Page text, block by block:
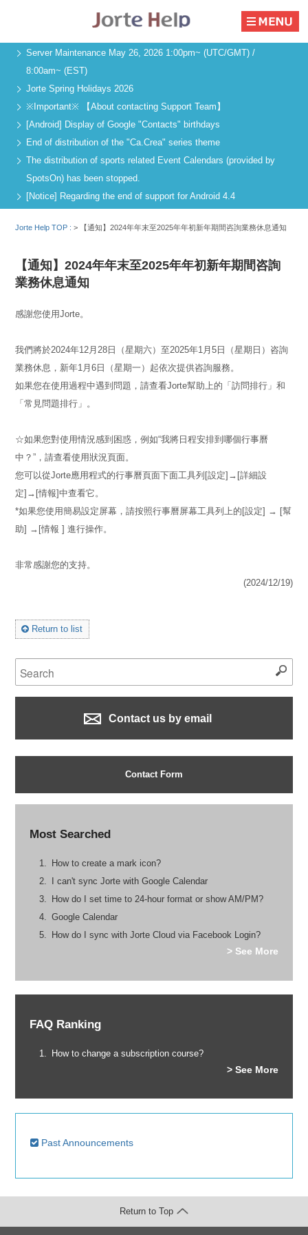
Server Maintenance May 26, 2026 1:00pm~ (UTC/GMT) /
8:00am~ (EST)
Jorte Spring Holidays 2026
※Important※ 【About contacting Support Team】
[Android] Display of Google "Contacts" birthdays
End of distribution of the "Ca.Crea" series theme
The distribution of sports related Event Calendars (provided by
SpotsOn) has been stopped.
[Notice] Regarding the end of support for Android 4.4
Jorte Help TOP :> 【通知】2024年年末至2025年年初新年期間咨詢業務休息通知
【通知】2024年年末至2025年年初新年期間咨詢
業務休息通知
感謝您使用Jorte。
我們將於2024年12月28日（星期六）至2025年1月5日（星期日）咨詢
業務休息，新年1月6日（星期一）起依次提供咨詢服務。
如果您在使用過程中遇到問題，請查看Jorte幫助上的「訪問排行」和
「常見問題排行」。
☆如果您對使用情況感到困惑，例如“我將日程安排到哪個行事曆
中？”，請查看使用狀況頁面。
您可以從Jorte應用程式的行事曆頁面下面工具列[設定]→[詳細設
定]→[情報]中查看它。
*如果您使用簡易設定屏幕，請按照行事曆屏幕工具列上的[設定] → [幫
助] →[情報 ] 進行操作。
非常感謝您的支持。
(2024/12/19)
Return to list
Contact us by email
Contact Form
Most Searched
How to create a mark icon?
I can't sync Jorte with Google Calendar
How do I set time to 24-hour format or show AM/PM?
Google Calendar
How do I sync with Jorte Cloud via Facebook Login?
> See More
FAQ Ranking
How to change a subscription course?
> See More
Past Announcements
Return to Top